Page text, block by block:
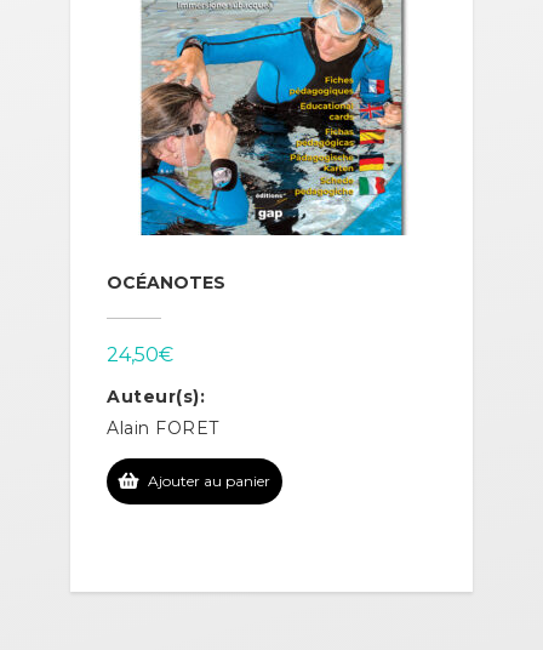
OCÉANOTES
24,50€
Auteur(s):
Alain FORET
Ajouter au panier